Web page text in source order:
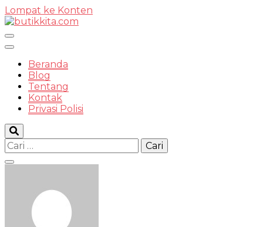
Lompat ke Konten
Beranda
Blog
Tentang
Kontak
Privasi Polisi
Cari
untuk: